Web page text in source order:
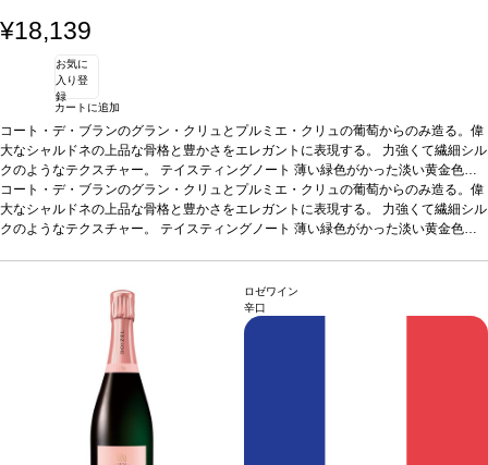
¥18,139
お気に
入り登
録
カートに追加
コート・デ・ブランのグラン・クリュとプルミエ・クリュの葡萄からのみ造る。偉
大なシャルドネの上品な骨格と豊かさをエレガントに表現する。 力強くて繊細シル
クのようなテクスチャー。 テイスティングノート 薄い緑色がかった淡い黄金色
で、きめ細かな泡が立ち上る。繊細な花のノーズを示し、アカシアの花、サンザシ
のフレッシュなアロマを伴い、ブリオッシュ、ハチミツ、アーモンド、柑橘類の魅
力的な芳香が加わる。滑らかなテクスチャーの味わいは、繊細でありながら豊満。
アペリティフに最適、またシャンパーニュの熟成感とコクは、白身
肉、海老、魚のグリルなどと良く合う。
葡萄品種
コート・デ・ブランのグラン・クリュとプルミエ・クリュの葡萄からのみ造る。偉
大なシャルドネの上品な骨格と豊かさをエレガントに表現する。 力強くて繊細シル
クのようなテクスチャー。 テイスティングノート 薄い緑色がかった淡い黄金色
力的な芳香が加わる。滑らかなテクスチャーの味わいは、繊細でありながら豊満。
より力強いアロマ（ヘーゼルナッツ、グレープフルーツ、トースト）は、非常に洗
練されたミネラルに支えられ、後味はフレッシュさ、繊細さ、余韻の長さが際立
アペリティフに最適、またシャンパーニュの熟成感とコクは、白身
肉、海老、魚のグリルなどと良く合う。
ロゼワイン
辛口